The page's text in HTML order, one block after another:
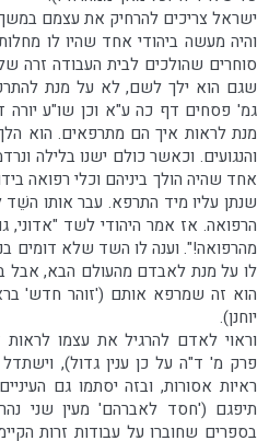
ישראל צריכים להרחיק את עצמם
והיה מעשה ביהודי אחד שהיו לו
סוחרים שהולכים לבית העבודה זרה
שגם הוא ילך לשם, לא על מנת
גמ' פסחים דף כה ע"א וכן שו"ע
מנת לראות איך הם מתרפאים. הוא
והנגועים. וכאשר כולם ישנו בלילה
אחד שהיה הולך ביניהם וכלי רפואה
שנתן עליו מיד התרפא. עבר אותו השֵׁד
הרפואה. אז אמר היהודי לשד "אדוני,
מהרפואה!". וענה לו השד שלא דומים
לו על מנת לאבדם מהעולם הבא, אבל
הוא זה שמרפא אותם ('זוהר חדש'
יוחנן).
וראוי לאדם להרגיל את עצמו
פרק מ' ד"ה על כן ענין גדול),
ראיות אסורות, ובזה יסתמו גם
תיפגם ('חסד לאברהם' מעין שני
בספרים שחוברו על עבודות זרות